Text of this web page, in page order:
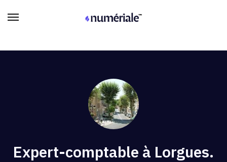
Expert-comptable à Lorgues.